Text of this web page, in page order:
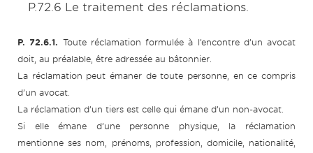
P.72.6 Le traitement des réclamations.
P. 72.6.1. Toute réclamation formulée à l’encontre d’un avocat
doit, au préalable, être adressée au bâtonnier.
La réclamation peut émaner de toute personne, en ce compris
d’un avocat.
La réclamation d’un tiers est celle qui émane d’un non-avocat.
Si elle émane d’une personne physique, la réclamation
mentionne ses nom, prénoms, profession, domicile, nationalité,